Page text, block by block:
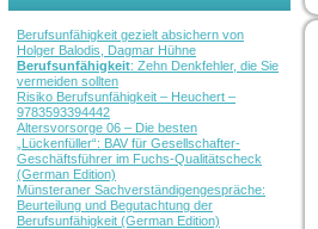
Berufsunfähigkeit gezielt absichern von
Holger Balodis, Dagmar Hühne
Berufsunfähigkeit: Zehn Denkfehler, die Sie
vermeiden sollten
Risiko Berufsunfähigkeit – Heuchert –
9783593394442
Altersvorsorge 06 – Die besten
„Lückenfüller“: BAV für Gesellschafter-
Geschäftsführer im Fuchs-Qualitätscheck
(German Edition)
Münsteraner Sachverständigengespräche:
Beurteilung und Begutachtung der
Berufsunfähigkeit (German Edition)